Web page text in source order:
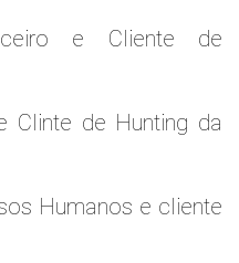
e Cliente de
Clinte de Hunting da
Humanos e cliente